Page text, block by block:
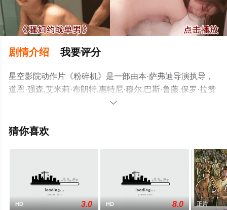
剧情介绍 我要评分
星空影院动作片《粉碎机》是一部由本·萨弗迪导演执导，
道恩·强森,艾米莉·布朗特,惠特尼·穆尔,巴斯·鲁藤,保罗·拉赞
比,杰森·特朗布莱,安德烈·特里科图,祁答院雄贵,保罗·程,滨
尔·埃尔法拉希,妮娜·杉井,詹姆斯·蒙塔斯里,佐伊·科索维奇,
影，手机免费观看高清无删减完整版电影大全就上星空影
视，更多相关信息可移步至豆瓣电影、电视猫或剧情网等
平台了解。

猜你喜欢
HD 3.0 HD 8.0 正片